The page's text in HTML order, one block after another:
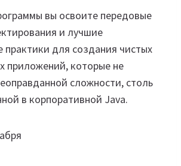
вы освоите передовые
и лучшие
практики для создания чистых
приложений, которые не
сложности, столь
в корпоративной Java.